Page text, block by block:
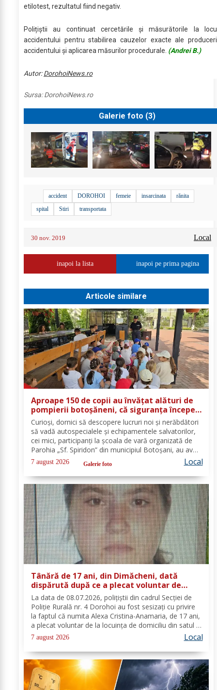
etilotest, rezultatul fiind negativ.
Polițiștii au continuat cercetările și măsurătorile la
accidentului pentru stabilirea cauzelor exacte ale
accidentului și aplicarea măsurilor procedurale. (Andrei B.)
Autor:DorohoiNews.ro
Sursa:DorohoiNews.ro
Galerie foto (3)
accident DOROHOI femeie insarcinata
rănita
spital
Stiri transportata
30 nov. 2019 Local
inapoi la lista inapoi pe prima pagina
Articole similare
Aproape 150 de copii au învățat alături de
pompierii botoșăneni, că siguranța începe
cu un gest simplu
Curioși, dornici să descopere lucruri noi și nerăbdători
să vadă autospecialele și echipamentele salvatorilor,
cei mici, participanți la școala de vară organizată de
Parohia „Sf. Spiridon” din municipiul Botoșani, au avut
parte de o întâlnire interactivă despre prevenirea
situațiilor de urgență și...
7 august 2026 Galerie foto Local
Tânără de 17 ani, din Dimăcheni, dată
dispărută după ce a plecat voluntar de
acasă și nu a mai revenit
La data de 08.07.2026, polițiștii din cadrul Secției de
Poliție Rurală nr. 4 Dorohoi au fost sesizați cu privire
la faptul că numita Alexa Cristina-Anamaria, de 17 ani,
a plecat voluntar de la locuința de domiciliu din satul și
comuna Dimăcheni, județul Botoșani. Semnalmentele
numitei Alexa...
7 august 2026 Local